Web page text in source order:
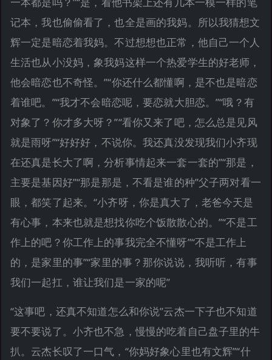
记本，我也偷偷看了，也全是画的我妈。所以我猜想文
辉一定是暗恋着我妈。不过想想也正常，他自己一个人
生活也从小没妈，象我妈这样一个热爱学生的好老师，
他会暗恋也不奇怪。”“你还什么都懂啊，是不也是暗恋
着谁吧。”“我才不会暗恋呢，要恋就大胆恋。”“哦？有
对象了？你才多大呀？”“看你又来了吧，怎么总是见风
就是雨呀”“好好好，不说你。我还真没发现我们小齐现
在还真是长大了啊，分析事情起来一套一套的”“那是，
主要是基因好”“那是那是，不看是谁的种”父子两对看一
眼，都笑了起来。“小齐呀，你是真大了，老爸今天是
有心事，本来也就是想找你吃个饭散散心的。”“不是工
作上的吧？你工作上的事我完全不懂呀”“不是工作上
的，是家里的事”“家里的事？那你说说，我听听，有事
我们一起扛，谁让我们是一家的呢”
“这事吧，还真不知道怎么和你说”云杰一下子也不知道
要不要说了。小齐也不急，慢慢的吃着自己盘子里的牛
扒。云杰长叹了一口气，“你妈好象心里也有文辉”“什